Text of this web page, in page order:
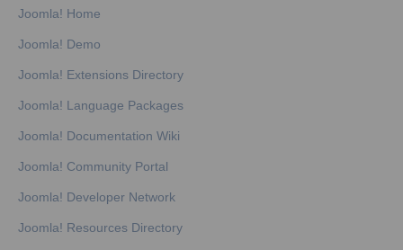
Joomla! Home
Joomla! Demo
Joomla! Extensions Directory
Joomla! Language Packages
Joomla! Documentation Wiki
Joomla! Community Portal
Joomla! Developer Network
Joomla! Resources Directory